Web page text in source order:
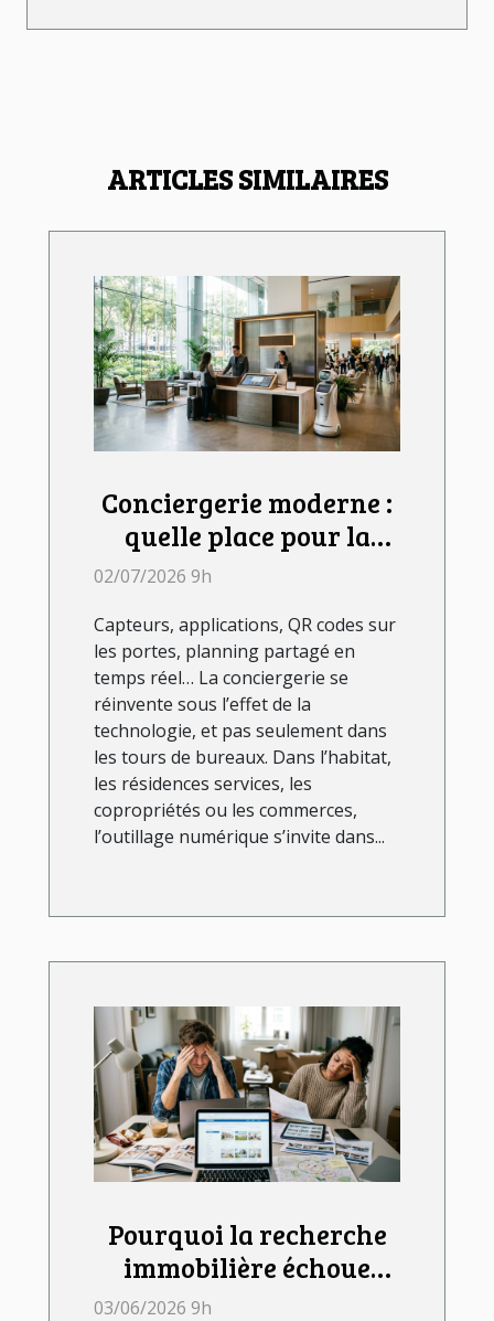
ARTICLES SIMILAIRES
Conciergerie moderne :
quelle place pour la
technologie dans le
02/07/2026 9h
Capteurs, applications, QR codes sur
les portes, planning partagé en
temps réel… La conciergerie se
réinvente sous l’effet de la
technologie, et pas seulement dans
les tours de bureaux. Dans l’habitat,
les résidences services, les
copropriétés ou les commerces,
l’outillage numérique s’invite dans...
Pourquoi la recherche
immobilière échoue
souvent sans
03/06/2026 9h